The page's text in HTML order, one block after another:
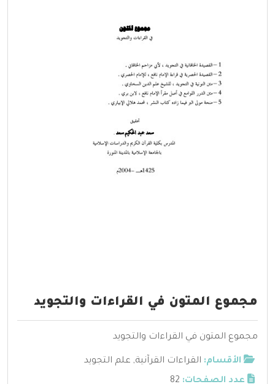
مجموع المتون في القراءات والتجويد
مجموع المتون في القراءات والتجويد
الأقسام: القراءات القرآنية, علم التجويد
عدد الصفحات: 82